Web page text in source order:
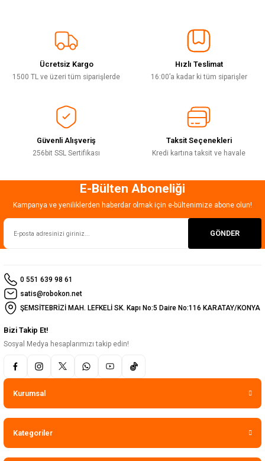
Ürün resmi kalitesiz, bozuk veya görüntülenemiyor.
Ürün açıklamasında eksik bilgiler bulunuyor.
Ürün bilgilerinde hatalar bulunuyor.
Bu ürüne benzer farklı alternatifler olmalı.
Gönder
Deneyimini Paylaş
Ücretsiz Kargo
1500 TL ve üzeri tüm siparişlerde
Hızlı Teslimat
16:00’a kadar ki tüm siparişler
Güvenli Alışveriş
256bit SSL Sertifikası
Taksit Seçenekleri
Kredi kartına taksit ve havale
E-Bülten Aboneliği
Kampanya ve yeniliklerden haberdar olmak için e-bültenimize abone olun!
GÖNDER
0 551 639 98 61
satis@robokon.net
ŞEMSİTEBRİZİ MAH. LEFKELİ SK. Kapı No:5 Daire No:116 KARATAY/KONYA
Bizi Takip Et!
Sosyal Medya hesaplarımızı takip edin!
Kurumsal
Kategoriler